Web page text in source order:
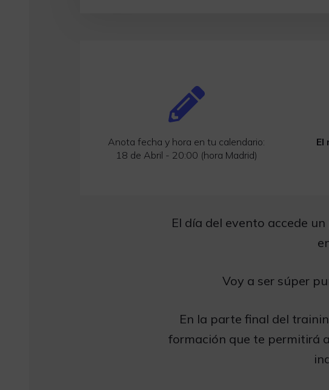
Anota fecha y hora en tu calendario:
18 de Abril - 20:00 (hora Madrid)
El
El día del evento accede
Voy a ser súper
En la parte final del
formación que te permitirá